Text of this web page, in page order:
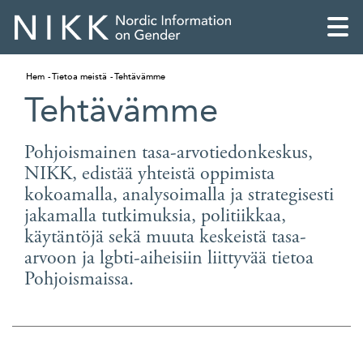
Hem Tietoa meistä Tehtävämme
Tehtävämme
Pohjoismainen tasa-arvotiedonkeskus,
NIKK, edistää yhteistä oppimista
kokoamalla, analysoimalla ja strategisesti
jakamalla tutkimuksia, politiikkaa,
käytäntöjä sekä muuta keskeistä tasa-
arvoon ja lgbti-aiheisiin liittyvää tietoa
Pohjoismaissa.